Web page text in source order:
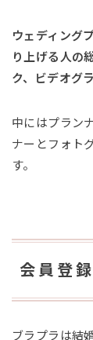
ウェディング
り上げる人の
ク、ビデオグ
中にはプラン
ナーとフォト
す。
会員登
ブラプラは結